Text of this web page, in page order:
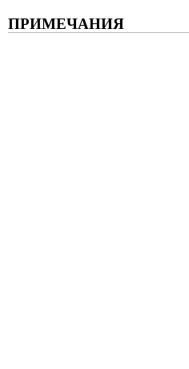
ПРИМЕЧАНИЯ